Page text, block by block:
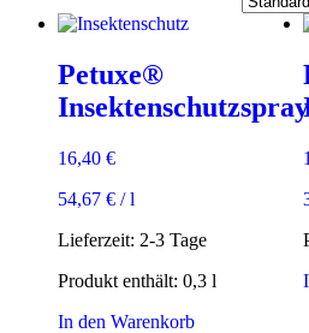
Petuxe®
Insektenschutzspray
16,40 €
54,67 € /l
Lieferzeit: 2-3 Tage
Produkt enthält: 0,3 l
In den Warenkorb